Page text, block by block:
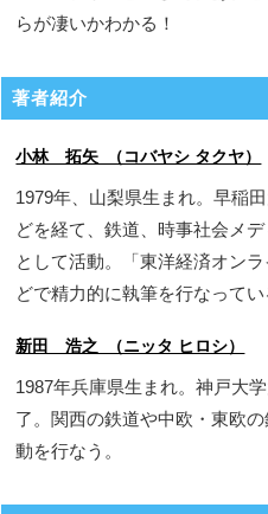
らが凄いかわかる！
著者紹介
小林 拓矢 （コバヤシ タクヤ）
1979年、山梨県生まれ。早稲
どを経て、鉄道、時事社会メ
として活動。「東洋経済オン
どで精力的に執筆を行なってい
新田 浩之 （ニッタ ヒロシ）
1987年兵庫県生まれ。神戸大
了。関西の鉄道や中欧・東欧
動を行なう。